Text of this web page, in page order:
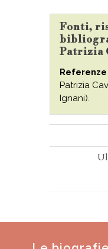
Fonti,
Patrizia
Patrizia
Ignani).